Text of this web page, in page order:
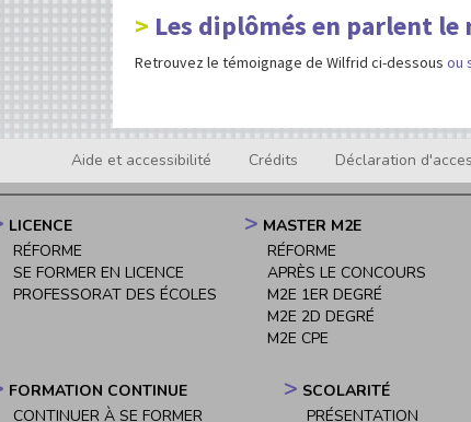
Les diplômés en parlent le
Retrouvez le témoignage de Wilfrid ci-dessous ou
Aide et accessibilité Crédits Déclaration
LICENCE
RÉFORME
SE FORMER EN LICENCE
PROFESSORAT DES ÉCOLES
MASTER M2E
RÉFORME
APRÈS LE CONCOURS
M2E 1ER DEGRÉ
M2E 2D DEGRÉ
M2E CPE
FORMATION CONTINUE
CONTINUER À SE FORMER
SCOLARITÉ
PRÉSENTATION